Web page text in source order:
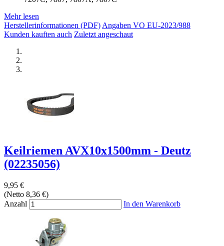
Mehr lesen
Herstellerinformationen (PDF)Angaben VO EU-2023/988
Kunden kauften auch Zuletzt angeschaut
Keilriemen AVX10x1500mm - Deutz
(02235056)
9,95 €
(Netto 8,36 €)
Anzahl
In den Warenkorb